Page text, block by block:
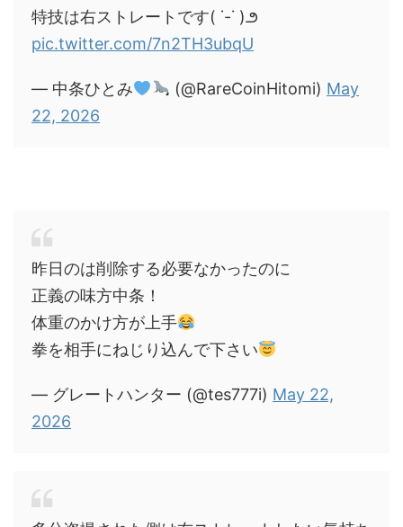
特技は右ストレートです( ˙-˙ )౨
pic.twitter.com/7n2TH3ubqU
— 中条ひとみ (@RareCoinHitomi) May
22, 2026
昨日のは削除する必要なかったのに
正義の味方中条！
体重のかけ方が上手
拳を相手にねじり込んで下さい
— グレートハンター (@tes777i) May 22,
2026